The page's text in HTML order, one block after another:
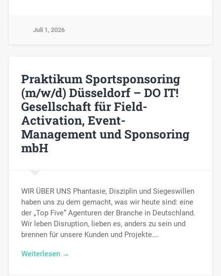
Juli 1, 2026
Praktikum Sportsponsoring
(m/w/d) Düsseldorf – DO IT!
Gesellschaft für Field-
Activation, Event-
Management und Sponsoring
mbH
WIR ÜBER UNS Phantasie, Disziplin und Siegeswillen
haben uns zu dem gemacht, was wir heute sind: eine
der „Top Five“ Agenturen der Branche in Deutschland.
Wir leben Disruption, lieben es, anders zu sein und
brennen für unsere Kunden und Projekte….
Weiterlesen →